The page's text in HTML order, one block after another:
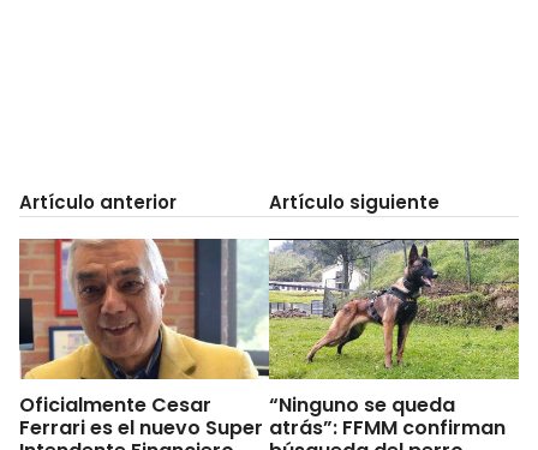
Artículo anterior
Oficialmente Cesar
Ferrari es el nuevo Super
Artículo siguiente
“Ninguno se queda
atrás”: FFMM confirman